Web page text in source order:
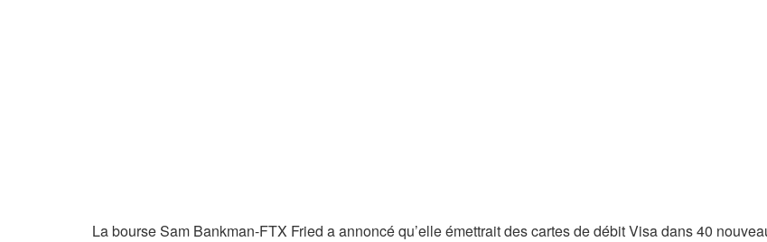
La bourse Sam Bankman-FTX Fried a annoncé qu’elle émettrait des cartes de débit Visa dans 40